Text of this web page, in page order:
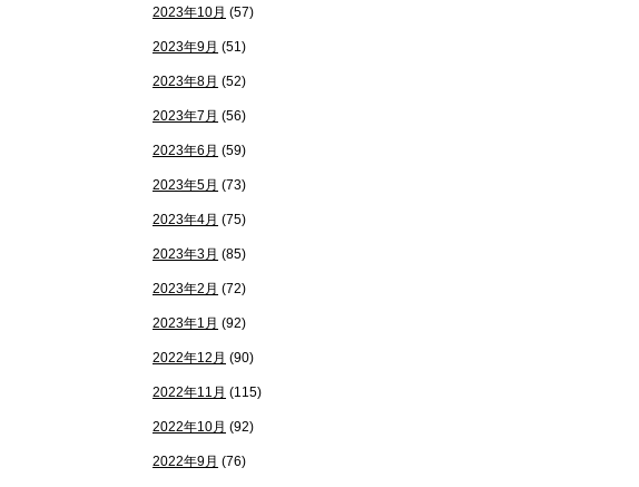
2023年10月 (57)
2023年9月 (51)
2023年8月 (52)
2023年7月 (56)
2023年6月 (59)
2023年5月 (73)
2023年4月 (75)
2023年3月 (85)
2023年2月 (72)
2023年1月 (92)
2022年12月 (90)
2022年11月 (115)
2022年10月 (92)
2022年9月 (76)